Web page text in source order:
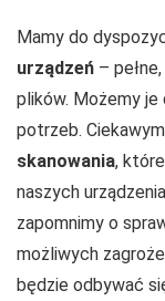
Mamy do
urządzeń –
plików. Możemy
potrzeb.
skanowania,
naszych
zapomnimy o
możliwych
będzie odbywać